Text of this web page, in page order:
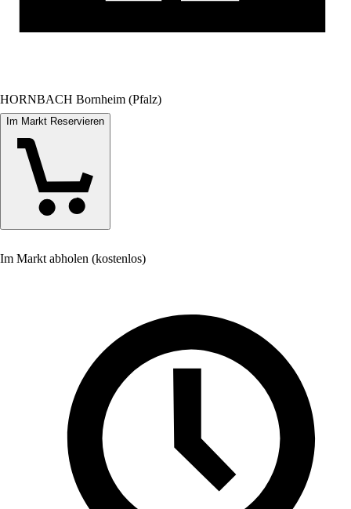
HORNBACH Bornheim (Pfalz)
Im Markt Reservieren
Im Markt abholen (kostenlos)